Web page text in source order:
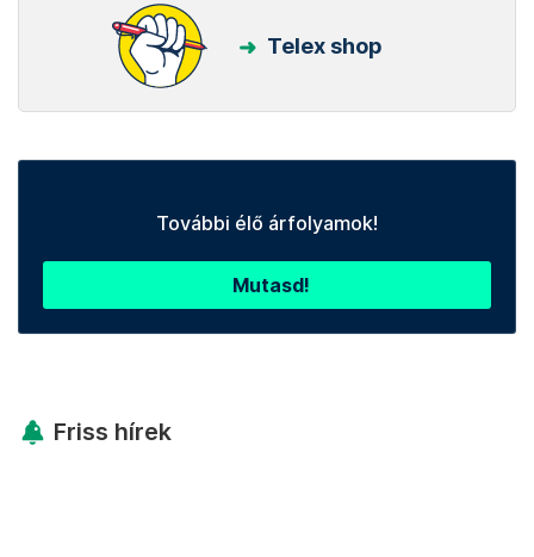
Telex shop
További élő árfolyamok!
Mutasd!
Friss hírek